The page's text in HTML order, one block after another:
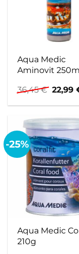
Aqua Medic
Aminovit
36,45€
Preis
war:
22,99
-25%
Aqua Medic
210g